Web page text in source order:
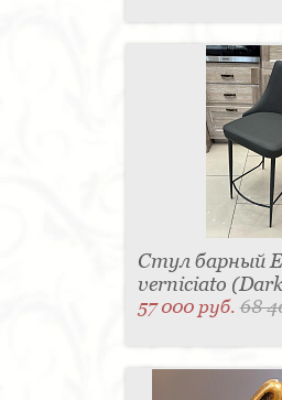
Стул барный
verniciato
57 000 руб.68